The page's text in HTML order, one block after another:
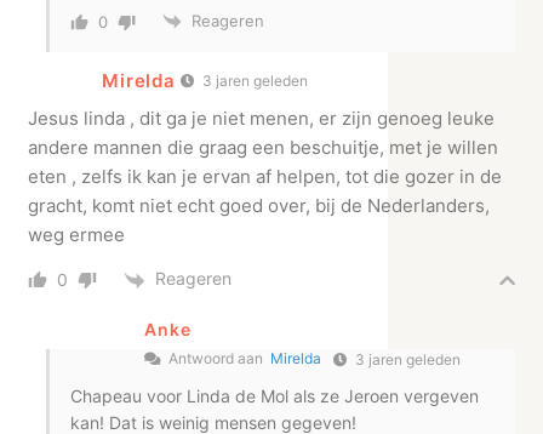
0 Reageren
Mirelda 3 jaren geleden
Jesus linda , dit ga je niet menen, er zijn genoeg leuke
andere mannen die graag een beschuitje, met je willen
eten , zelfs ik kan je ervan af helpen, tot die gozer in de
gracht, komt niet echt goed over, bij de Nederlanders,
weg ermee
0 Reageren
Anke
Antwoord aan Mirelda 3 jaren geleden
Chapeau voor Linda de Mol als ze Jeroen vergeven
kan! Dat is weinig mensen gegeven!